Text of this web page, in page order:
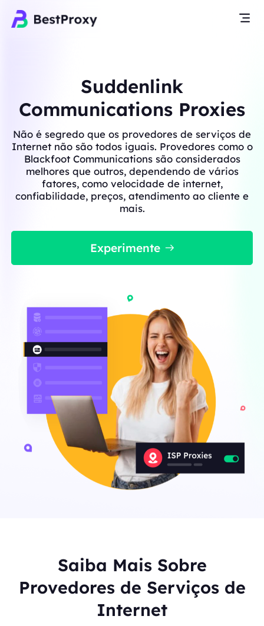
Suddenlink
Communications Proxies
Não é segredo que os provedores de serviços de
Internet não são todos iguais. Provedores como o
Blackfoot Communications são considerados
melhores que outros, dependendo de vários
fatores, como velocidade de internet,
confiabilidade, preços, atendimento ao cliente e
mais.
Experimente
Saiba Mais Sobre
Provedores de Serviços de
Internet